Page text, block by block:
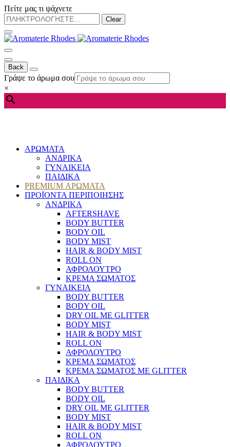
Πείτε μας τι ψάχνετε
Clear
Back
Γράψε το άρωμα σου
×
ΑΡΩΜΑΤΑ
ΑΝΔΡΙΚΑ
ΓΥΝΑΙΚΕΙΑ
ΠΑΙΔΙΚΑ
PREMIUM ΑΡΩΜΑΤΑ
ΠΡΟΪΟΝΤΑ ΠΕΡΙΠΟΙΗΣΗΣ
ΑΝΔΡΙΚΑ
AFTERSHAVE
BODY BUTTER
BODY OIL
BODY MIST
HAIR & BODY MIST
ROLL ON
ΑΦΡΟΛΟΥΤΡΟ
ΚΡΕΜΑ ΣΩΜΑΤΟΣ
ΓΥΝΑΙΚΕΙΑ
BODY BUTTER
BODY OIL
DRY OIL ΜΕ GLITTER
BODY MIST
HAIR & BODY MIST
ROLL ON
ΑΦΡΟΛΟΥΤΡΟ
ΚΡΕΜΑ ΣΩΜΑΤΟΣ
ΚΡΕΜΑ ΣΩΜΑΤΟΣ ΜΕ GLITTER
ΠΑΙΔΙΚΑ
BODY BUTTER
BODY OIL
DRY OIL ΜΕ GLITTER
BODY MIST
HAIR & BODY MIST
ROLL ON
ΑΦΡΟΛΟΥΤΡΟ